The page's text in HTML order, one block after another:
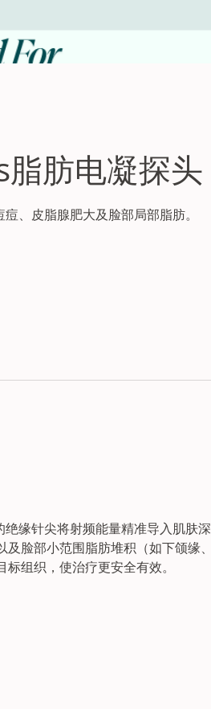
肪电凝探头
、皮脂腺肥大及脸部局部脂肪。
缘针尖将射频能量精准导入肌肤深
脸部小范围脂肪堆积（如下颌缘、
组织，使治疗更安全有效。